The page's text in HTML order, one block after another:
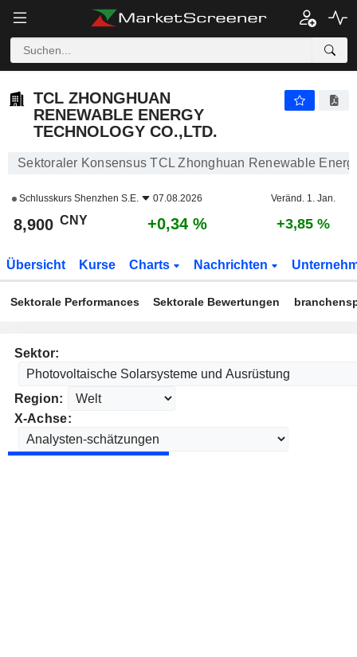
+0,34 %
TCL ZHONGHUAN
RENEWABLE ENERGY
TECHNOLOGY CO.,LTD.
Sektoraler Konsensus TCL Zhonghuan Renewable
Schlusskurs Shenzhen S.E. 07.08.2026 Veränd. 1. Jan.
8,900 CNY +0,34 % +3,85 %
Übersicht Kurse Charts Nachrichten
Sektorale Performances Sektorale Bewertungen
Sektor:
Region:
X-Achse: